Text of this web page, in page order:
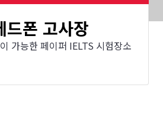
폰 고사장
가능한 페이퍼 IELTS 시험장소